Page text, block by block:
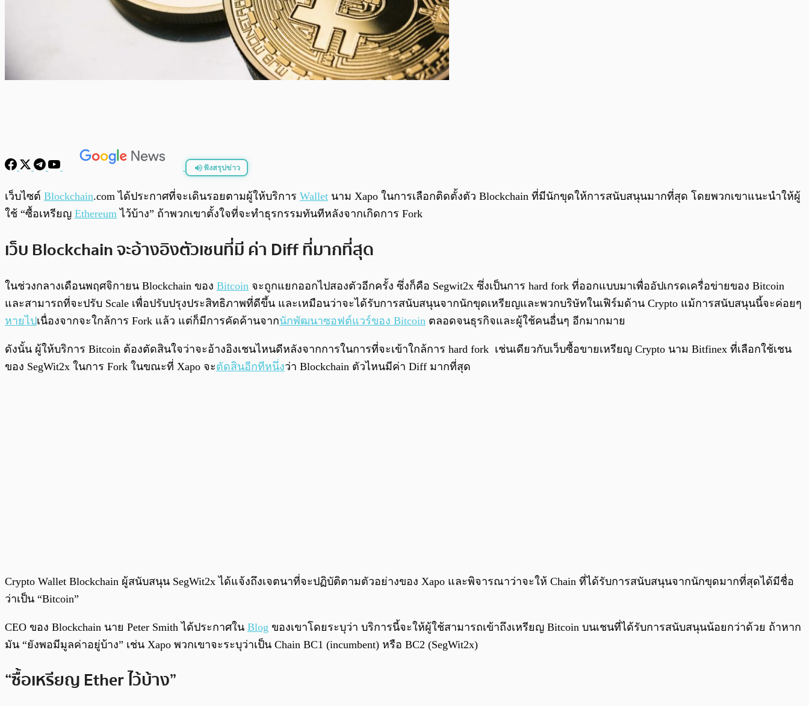
ฟังสรุปข่าว
พร้อมเล่น
เว็บไซต์ Blockchain.com ได้ประกาศที่จะเดินรอยตามผู้ให้บริการ Wallet นาม Xapo ในการเลือกติดตั้งตัว Blockchain ที่มีนักขุดให้การสนับสนุนมากที่สุด โดยพวกเขาแนะนำให้ผู้
ใช้ “ซื้อเหรียญ Ethereum ไว้บ้าง” ถ้าพวกเขาตั้งใจที่จะทำธุรกรรมทันทีหลังจากเกิดการ Fork
เว็บ Blockchain จะอ้างอิงตัวเชนที่มี ค่า Diff ที่มากที่สุด
ในช่วงกลางเดือนพฤศจิกายน Blockchain ของ Bitcoin จะถูกแยกออกไปสองตัวอีกครั้ง ซึ่งก็คือ Segwit2x ซึ่งเป็นการ hard fork ที่ออกแบบมาเพื่ออัปเกรดเครื่อข่ายของ Bitcoin
และสามารถที่จะปรับ Scale เพื่อปรับปรุงประสิทธิภาพที่ดีขึ้น และเหมือนว่าจะได้รับการสนับสนุนจากนักขุดเหรียญและพวกบริษัทในเฟิร์มด้าน Crypto แม้การสนับสนุนนี้จะค่อยๆ
หายไปเนื่องจากจะใกล้การ Fork แล้ว แต่ก็มีการคัดค้านจากนักพัฒนาซอฟต์แวร์ของ Bitcoin ตลอดจนธุรกิจและผู้ใช้คนอื่นๆ อีกมากมาย
ดังนั้น ผู้ให้บริการ Bitcoin ต้องตัดสินใจว่าจะอ้างอิงเชนไหนดีหลังจากการในการที่จะเข้าใกล้การ hard fork เช่นเดียวกับเว็บซื้อขายเหรียญ Crypto นาม Bitfinex ที่เลือกใช้เชน
ของ SegWit2x ในการ Fork ในขณะที่ Xapo จะตัดสินอีกทีหนึ่งว่า Blockchain ตัวไหนมีค่า Diff มากที่สุด
Crypto Wallet Blockchain ผู้สนับสนุน SegWit2x ได้แจ้งถึงเจตนาที่จะปฏิบัติตามตัวอย่างของ Xapo และพิจารณาว่าจะให้ Chain ที่ได้รับการสนับสนุนจากนักขุดมากที่สุดได้มีชื่อ
ว่าเป็น “Bitcoin”
CEO ของ Blockchain นาย Peter Smith ได้ประกาศใน Blog ของเขาโดยระบุว่า บริการนี้จะให้ผู้ใช้สามารถเข้าถึงเหรียญ Bitcoin บนเชนที่ได้รับการสนับสนุนน้อยกว่าด้วย ถ้าหาก
มัน “ยังพอมีมูลค่าอยู่บ้าง” เช่น Xapo พวกเขาจะระบุว่าเป็น Chain BC1 (incumbent) หรือ BC2 (SegWit2x)
“ซื้อเหรียญ Ether ไว้บ้าง”